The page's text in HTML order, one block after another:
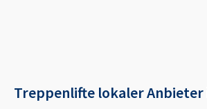
Treppenlifte lokaler Anbieter